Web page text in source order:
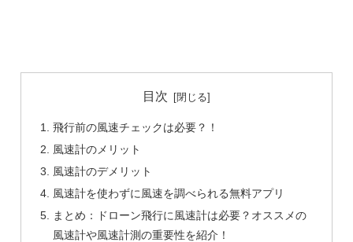
目次
飛行前の風速チェックは必要？！
風速計のメリット
風速計のデメリット
風速計を使わずに風速を調べられる無料アプリ
まとめ：ドローン飛行に風速計は必要？オススメの
風速計や風速計測の重要性を紹介！